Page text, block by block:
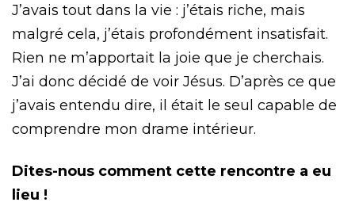
J’avais tout dans la vie : j’étais riche, mais
malgré cela, j’étais profondément insatisfait.
Rien ne m’apportait la joie que je cherchais.
J’ai donc décidé de voir Jésus. D’après ce que
j’avais entendu dire, il était le seul capable de
comprendre mon drame intérieur.
Dites-nous comment cette rencontre a eu
lieu !